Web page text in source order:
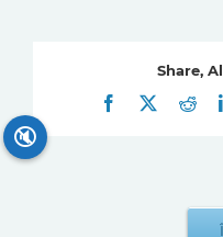
Share,
Facebook
🔇